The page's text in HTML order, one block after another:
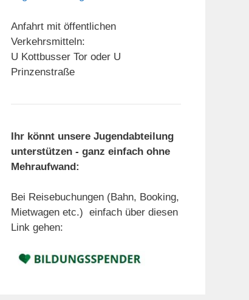
Anfahrt mit öffentlichen
Verkehrsmitteln:
U Kottbusser Tor oder U
Prinzenstraße
Ihr könnt unsere Jugendabteilung
unterstützen - ganz einfach ohne
Mehraufwand:
Bei Reisebuchungen (Bahn, Booking,
Mietwagen etc.) einfach über diesen
Link gehen: